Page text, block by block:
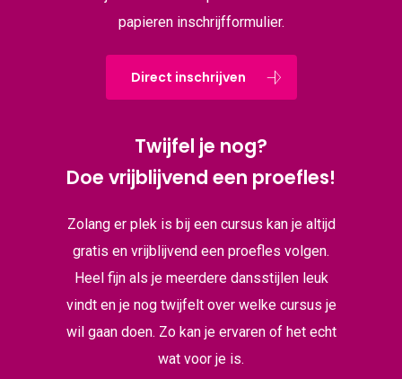
papieren inschrijfformulier.
Direct inschrijven
Twijfel je nog?
Doe vrijblijvend een proefles!
Zolang er plek is bij een cursus kan je altijd
gratis en vrijblijvend een proefles volgen.
Heel fijn als je meerdere dansstijlen leuk
vindt en je nog twijfelt over welke cursus je
wil gaan doen. Zo kan je ervaren of het echt
wat voor je is.